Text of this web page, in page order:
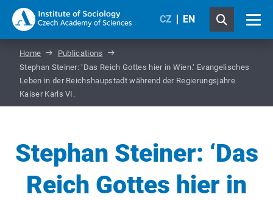
CZ EN
Home
Publications
Stephan Steiner: ‘Das Reich Gottes hier in Wien.‘ Evangelisches
Leben in der Reichshaupstadt während der Regierungsjahre
Kaiser Karls VI.
Stephan Steiner: ‘Das
Reich Gottes hier in